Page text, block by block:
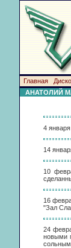
Главная
АНАТОЛИЙ
4
14
10
16
"Зал
24
новыми